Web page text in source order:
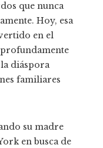
que nunca
Hoy, esa
en el
diáspora
familiares
su madre
en busca de